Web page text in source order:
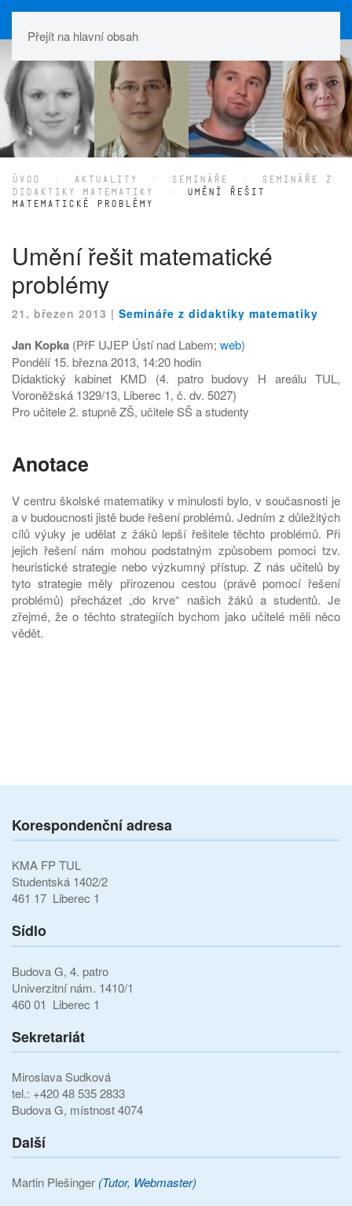
Přejít na hlavní obsah
ÚVOD AKTUALITY SEMINÁŘE
SEMINÁŘE Z
DIDAKTIKY MATEMATIKY
UMĚNÍ ŘEŠIT
MATEMATICKÉ PROBLÉMY
Umění řešit matematické
problémy
21. březen 2013 | Semináře z didaktiky matematiky
Jan Kopka (PřF UJEP Ústí nad Labem; web)
Pondělí 15. března 2013, 14:20 hodin
Didaktický kabinet KMD (4. patro budovy H areálu TUL,
Voroněžská 1329/13, Liberec 1, č. dv. 5027)
Pro učitele 2. stupně ZŠ, učitele SŠ a studenty
Anotace
V centru školské matematiky v minulosti bylo, v současnosti je
a v budoucnosti jistě bude řešení problémů. Jedním z důležitých
cílů výuky je udělat z žáků lepší řešitele těchto problémů. Při
jejich řešení nám mohou podstatným způsobem pomoci tzv.
heuristické strategie nebo výzkumný přístup. Z nás učitelů by
tyto strategie měly přirozenou cestou (právě pomocí řešení
problémů) přecházet „do krve“ našich žáků a studentů. Je
zřejmé, že o těchto strategiích bychom jako učitelé měli něco
vědět.
Korespondenční adresa
KMA FP TUL
Studentská 1402/2
461 17 Liberec 1
Sídlo
Budova G, 4. patro
Univerzitní nám. 1410/1
460 01 Liberec 1
Sekretariát
Miroslava Sudková
tel.: +420 48 535 2833
Budova G, místnost 4074
Další
Martin Plešinger (Tutor, Webmaster)